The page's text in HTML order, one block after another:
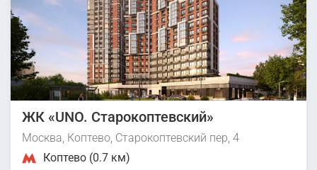
ЖК «UNO. Старокоптевский»
Москва, Коптево, Старокоптевский пер, 4
Коптево (0.7 км)